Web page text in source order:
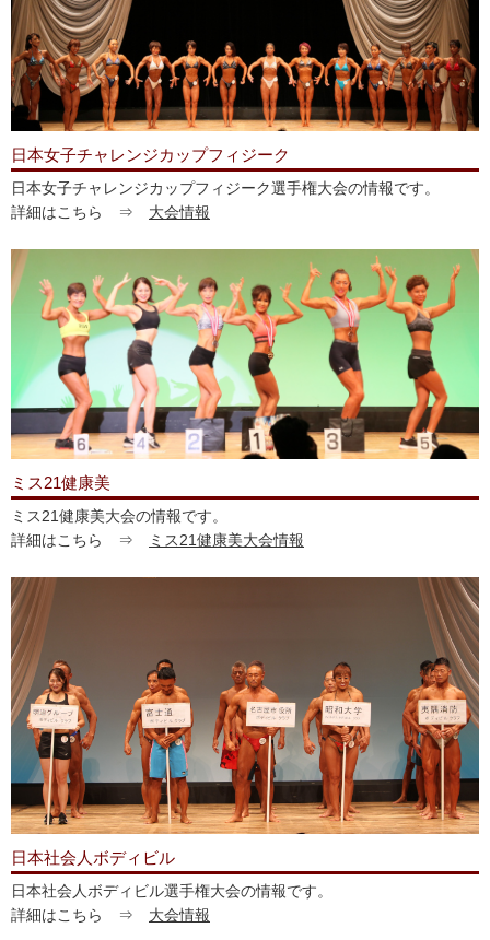
日本女子チャレンジカップフィジーク
日本女子チャレンジカップフィジーク選手権大会の情報です。
詳細はこちら ⇒ 大会情報
ミス21健康美
ミス21健康美大会の情報です。
詳細はこちら ⇒
ミス21健康美大会情報
日本社会人ボディビル
日本社会人ボディビル選手権大会の情報です。
詳細はこちら ⇒ 大会情報